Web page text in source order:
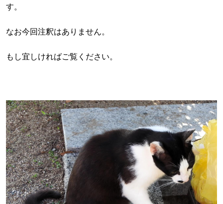
す。
なお今回注釈はありません。
もし宜しければご覧ください。